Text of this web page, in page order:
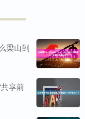
梁山到
享前